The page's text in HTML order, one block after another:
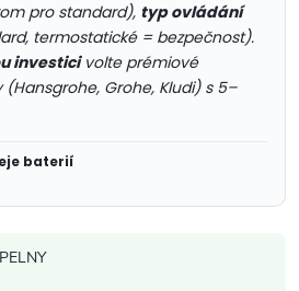
pro standard), typ ovládání
termostatické = bezpečnost).
investicivolte prémiové
Grohe, Kludi) s 5–
baterií